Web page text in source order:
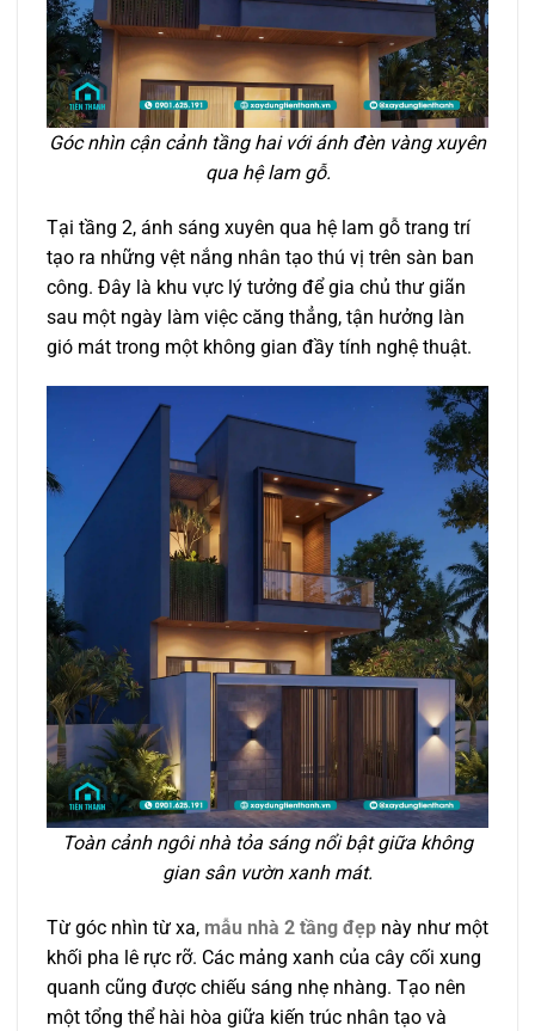
Góc nhìn cận cảnh tầng hai với ánh đèn vàng xuyên
qua hệ lam gỗ.
Tại tầng 2, ánh sáng xuyên qua hệ lam gỗ trang trí
tạo ra những vệt nắng nhân tạo thú vị trên sàn ban
công. Đây là khu vực lý tưởng để gia chủ thư giãn
sau một ngày làm việc căng thẳng, tận hưởng làn
gió mát trong một không gian đầy tính nghệ thuật.
Toàn cảnh ngôi nhà tỏa sáng nổi bật giữa không
gian sân vườn xanh mát.
Từ góc nhìn từ xa, mẫu nhà 2 tầng đẹp này như một
khối pha lê rực rỡ. Các mảng xanh của cây cối xung
quanh cũng được chiếu sáng nhẹ nhàng. Tạo nên
một tổng thể hài hòa giữa kiến trúc nhân tạo và